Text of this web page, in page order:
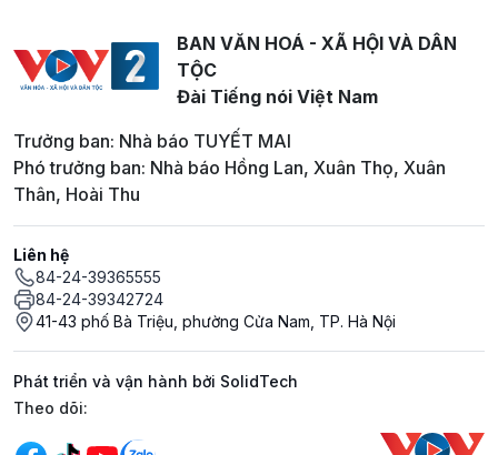
BAN VĂN HOÁ - XÃ HỘI VÀ DÂN
TỘC
Đài Tiếng nói Việt Nam
Trưởng ban: Nhà báo TUYẾT MAI
Phó trưởng ban: Nhà báo Hồng Lan, Xuân Thọ, Xuân
Thân, Hoài Thu
Liên hệ
84-24-39365555
84-24-39342724
41-43 phố Bà Triệu, phường Cửa Nam, TP. Hà Nội
Phát triển và vận hành bởi SolidTech
Mạng xã hội
Theo dõi: